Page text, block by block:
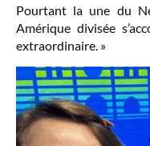
Pourtant la une du
Amérique divisée
extraordinaire. »